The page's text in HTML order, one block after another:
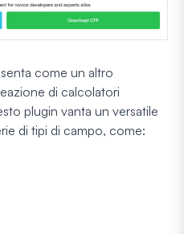
come un altro
di calcolatori
plugin vanta un versatile
di tipi di campo, come: